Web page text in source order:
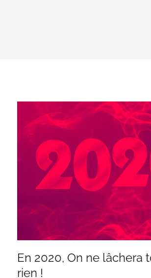
En 2020, On ne lâchera
rien !